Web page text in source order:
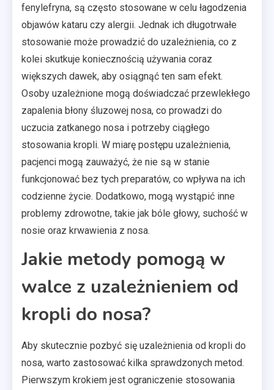
fenylefryna, są często stosowane w celu łagodzenia
objawów kataru czy alergii. Jednak ich długotrwałe
stosowanie może prowadzić do uzależnienia, co z
kolei skutkuje koniecznością używania coraz
większych dawek, aby osiągnąć ten sam efekt.
Osoby uzależnione mogą doświadczać przewlekłego
zapalenia błony śluzowej nosa, co prowadzi do
uczucia zatkanego nosa i potrzeby ciągłego
stosowania kropli. W miarę postępu uzależnienia,
pacjenci mogą zauważyć, że nie są w stanie
funkcjonować bez tych preparatów, co wpływa na ich
codzienne życie. Dodatkowo, mogą wystąpić inne
problemy zdrowotne, takie jak bóle głowy, suchość w
nosie oraz krwawienia z nosa.
Jakie metody pomogą w
walce z uzależnieniem od
kropli do nosa?
Aby skutecznie pozbyć się uzależnienia od kropli do
nosa, warto zastosować kilka sprawdzonych metod.
Pierwszym krokiem jest ograniczenie stosowania